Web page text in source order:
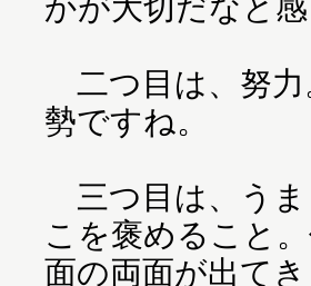
二つ目は、努力
勢ですね。
三つ目は、うま
こを褒めること
面の両面が出て